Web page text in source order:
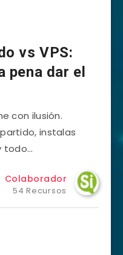
vs VPS:
pena dar el
con ilusión.
instalas
todo…
Colaborador
54 Recursos